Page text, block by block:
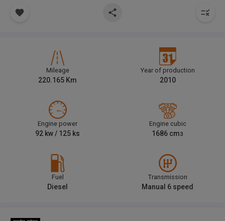
Mileage
220.165 Km
Year of production
2010
Engine power
92 kw / 125 ks
Engine cubic
1686 cm3
Fuel
Diesel
Transmission
Manual 6 speed